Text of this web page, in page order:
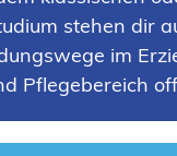
stehen dir
im
Pflegebereich